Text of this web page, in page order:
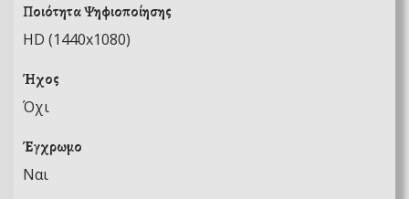
Ποιότητα Ψηφιοποίησης
HD (1440x1080)
Ήχος
Όχι
Έγχρωμο
Ναι